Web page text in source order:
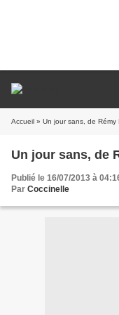
Accueil » Un jour sans, de Rémy
Un jour sans, de
Publié le 16/07/2013 à
Par Coccinelle